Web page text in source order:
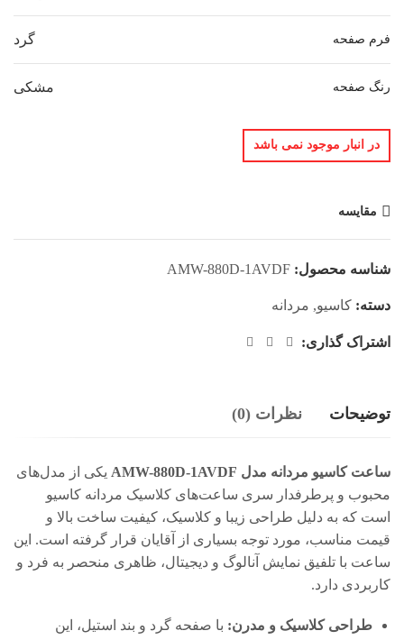
فرم صفحه گرد
رنگ صفحه مشکی
در انبار موجود نمی باشد
مقایسه
شناسه محصول: AMW-880D-1AVDF
دسته: کاسیو, مردانه
اشتراک گذاری:
توضیحات نظرات (0)
ساعت کاسیو مردانه مدل AMW-880D-1AVDF
یکی از مدل‌های
محبوب و پرطرفدار سری ساعت‌های کلاسیک مردانه کاسیو
است که به دلیل طراحی زیبا و کلاسیک، کیفیت ساخت بالا و
قیمت مناسب، مورد توجه بسیاری از آقایان قرار گرفته است. این
ساعت با تلفیق نمایش آنالوگ و دیجیتال، ظاهری منحصر به فرد و
کاربردی دارد.
طراحی کلاسیک و مدرن: با صفحه گرد و بند استیل، این